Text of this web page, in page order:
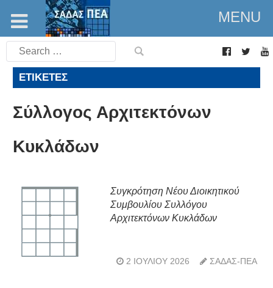
MENU
Search
for:
ΕΤΙΚΈΤΕΣ
Σύλλογος Αρχιτεκτόνων
Κυκλάδων
Συγκρότηση Νέου Διοικητικού
Συμβουλίου Συλλόγου
Αρχιτεκτόνων Κυκλάδων
2 ΙΟΥΛΊΟΥ 2026 ΣΑΔΑΣ-ΠΕΑ